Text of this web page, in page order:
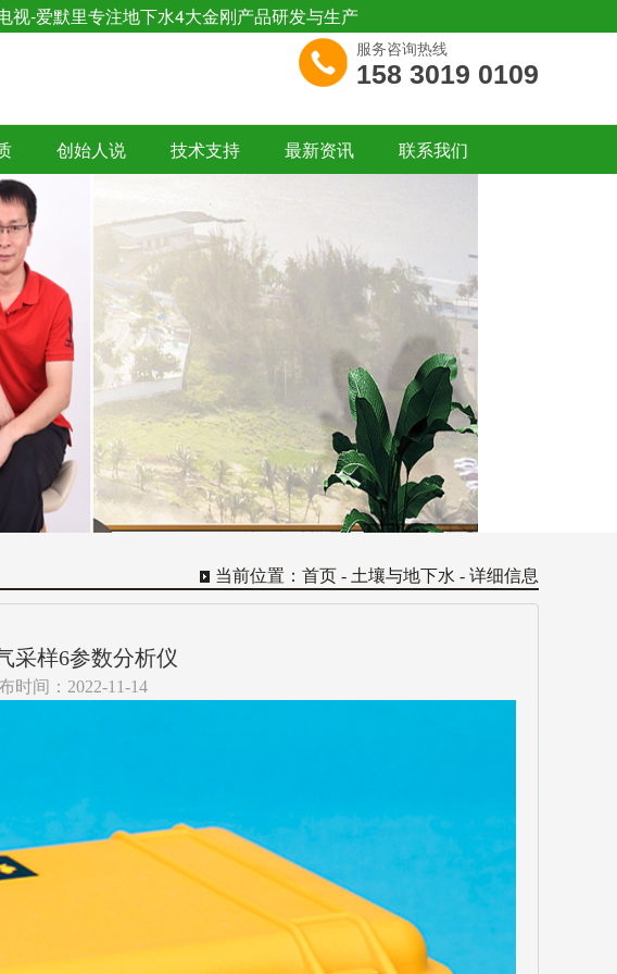
视-爱默里专注地下水4大金刚产品研发与生产
服务咨询热线
158 3019 0109
创始人说 技术支持 最新资讯 联系我们
当前位置： 首页 - 土壤与地下水 - 详细信息
采样6参数分析仪
时间：2022-11-14